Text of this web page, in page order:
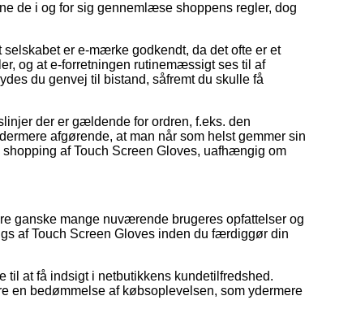
de i og for sig gennemlæse shoppens regler, dog
er e-mærke godkendt, da det ofte er et
og at e-forretningen rutinemæssigt ses til af
du genvej til bistand, såfremt du skulle få
der er gældende for ordren, f.eks. den
afgørende, at man når som helst gemmer sin
af Touch Screen Gloves, uafhængig om
ganske mange nuværende brugeres opfattelser og
af Touch Screen Gloves inden du færdiggør din
at få indsigt i netbutikkens kundetilfredshed.
en bedømmelse af købsoplevelsen, som ydermere